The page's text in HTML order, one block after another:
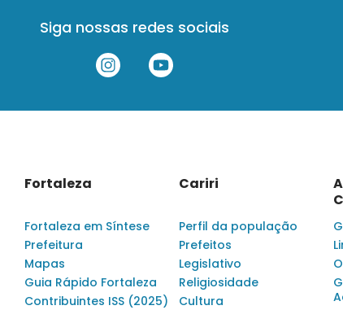
Siga nossas redes sociais
Fortaleza
Fortaleza em Síntese
Prefeitura
Mapas
Guia Rápido Fortaleza
Contribuintes ISS (2025)
Cariri
Perfil da população
Prefeitos
Legislativo
Religiosidade
Cultura